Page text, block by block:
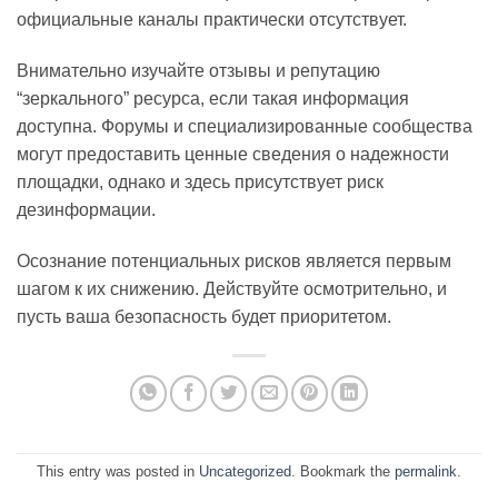
официальные каналы практически отсутствует.
Внимательно изучайте отзывы и репутацию
“зеркального” ресурса, если такая информация
доступна. Форумы и специализированные сообщества
могут предоставить ценные сведения о надежности
площадки, однако и здесь присутствует риск
дезинформации.
Осознание потенциальных рисков является первым
шагом к их снижению. Действуйте осмотрительно, и
пусть ваша безопасность будет приоритетом.
This entry was posted in Uncategorized. Bookmark the permalink.